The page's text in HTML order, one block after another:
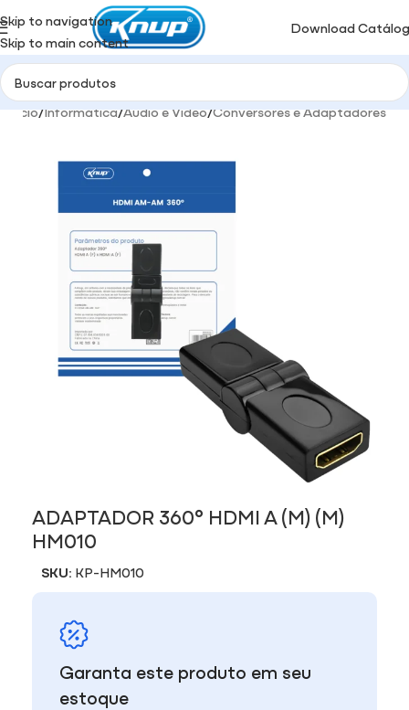
Skip to navigation
Skip to main content
Download
Início/Informática/Audio e Video/Conversores e Adaptadores
ADAPTADOR 360° HDMI A (M) (M)
HM010
SKU: KP-HM010
Garanta este produto em seu
estoque